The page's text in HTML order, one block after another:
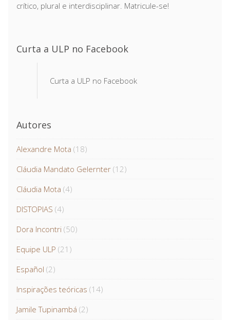
crítico, plural e interdisciplinar. Matricule-se!
Curta a ULP no Facebook
Curta a ULP no Facebook
Autores
Alexandre Mota (18)
Cláudia Mandato Gelernter (12)
Cláudia Mota (4)
DISTOPIAS (4)
Dora Incontri (50)
Equipe ULP (21)
Español (2)
Inspirações teóricas (14)
Jamile Tupinambá (2)